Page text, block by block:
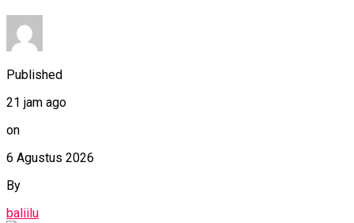
Published
21 jam ago
on
6 Agustus 2026
By
baliilu